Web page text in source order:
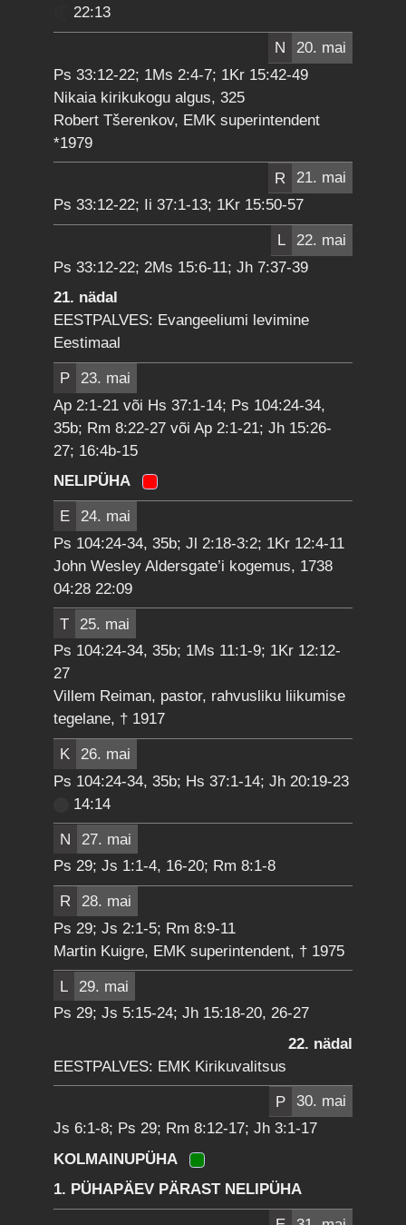
22:13
N
20. mai
Ps 33:12-22; 1Ms 2:4-7; 1Kr 15:42-49
Nikaia kirikukogu algus, 325
Robert Tšerenkov, EMK superintendent
*1979
R
21. mai
Ps 33:12-22; Ii 37:1-13; 1Kr 15:50-57
L
22. mai
Ps 33:12-22; 2Ms 15:6-11; Jh 7:37-39
21. nädal
EESTPALVES: Evangeeliumi levimine
Eestimaal
P
23. mai
Ap 2:1-21 või Hs 37:1-14; Ps 104:24-34,
35b; Rm 8:22-27 või Ap 2:1-21; Jh 15:26-
27; 16:4b-15
NELIPÜHA
E
24. mai
Ps 104:24-34, 35b; Jl 2:18-3:2; 1Kr 12:4-11
John Wesley Aldersgate’i kogemus, 1738
04:28 22:09
T
25. mai
Ps 104:24-34, 35b; 1Ms 11:1-9; 1Kr 12:12-
27
Villem Reiman, pastor, rahvusliku liikumise
tegelane, † 1917
K
26. mai
Ps 104:24-34, 35b; Hs 37:1-14; Jh 20:19-23
14:14
N
27. mai
Ps 29; Js 1:1-4, 16-20; Rm 8:1-8
R
28. mai
Ps 29; Js 2:1-5; Rm 8:9-11
Martin Kuigre, EMK superintendent, † 1975
L
29. mai
Ps 29; Js 5:15-24; Jh 15:18-20, 26-27
22. nädal
EESTPALVES: EMK Kirikuvalitsus
P
30. mai
Js 6:1-8; Ps 29; Rm 8:12-17; Jh 3:1-17
KOLMAINUPÜHA
1. PÜHAPÄEV PÄRAST NELIPÜHA